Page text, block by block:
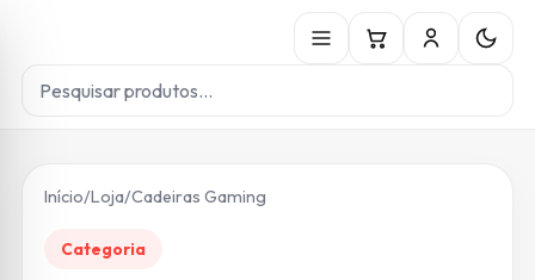
Início/Loja/Cadeiras Gaming
Categoria